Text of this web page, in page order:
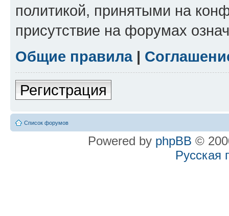
политикой, принятыми на
присутствие на форумах
Общие правила|
Регистрация
Список форумов
Powered by phpBB ©
Русская